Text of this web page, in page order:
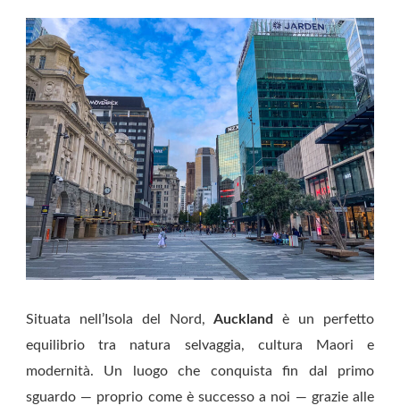
Situata nell’Isola del Nord,Auckland è un perfetto
equilibrio tra natura selvaggia, cultura Maori e
modernità. Un luogo che conquista fin dal primo
sguardo — proprio come è successo a noi — grazie alle